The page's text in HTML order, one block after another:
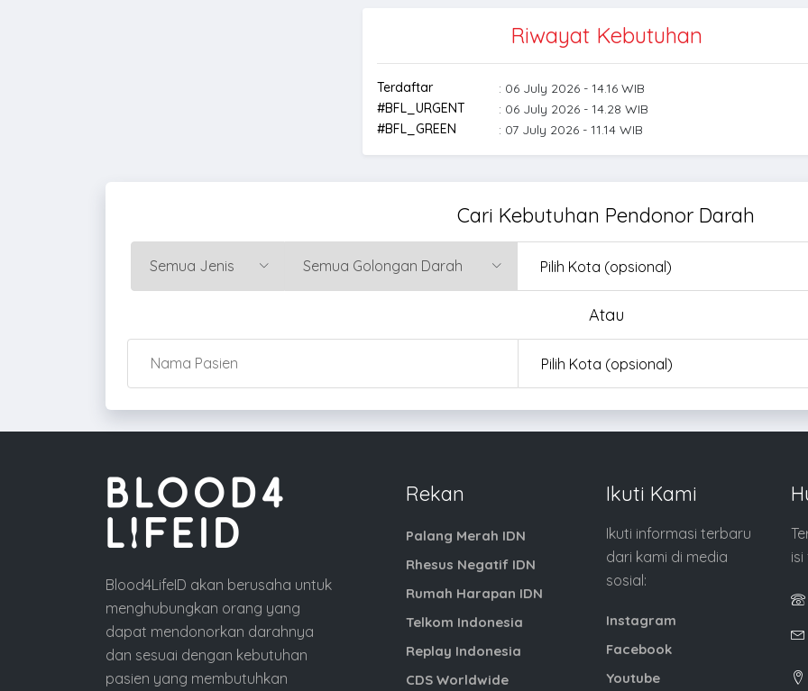
Riwayat Kebutuhan
Terdaftar
: 06 July 2026 - 14.16 WIB
#BFL_URGENT
: 06 July 2026 - 14.28 WIB
#BFL_GREEN
: 07 July 2026 - 11.14 WIB
Cari Kebutuhan Pendonor Darah
Atau
Blood4LifeID akan berusaha untuk
menghubungkan orang yang
dapat mendonorkan darahnya
dan sesuai dengan kebutuhan
pasien yang membutuhkan
Rekan
Palang Merah IDN
Rhesus Negatif IDN
Rumah Harapan IDN
Telkom Indonesia
Replay Indonesia
CDS Worldwide
Ikuti Kami
Ikuti informasi terbaru
dari kami di media
sosial:
Instagram
Facebook
Youtube